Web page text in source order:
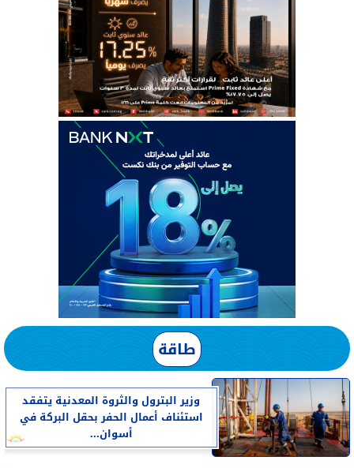
طاقة
وزير البترول والثروة المعدنية يتفقد
استئناف أعمال الحفر بحقل البركة في
أسوان...